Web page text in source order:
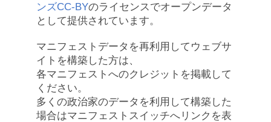
ンズCC-BYのライセンスでオープンデータ
として提供されています。
マニフェストデータを再利用してウェブサ
イトを構築した方は、
各マニフェストへのクレジットを掲載して
ください。
多くの政治家のデータを利用して構築した
場合はマニフェストスイッチへリンクを表